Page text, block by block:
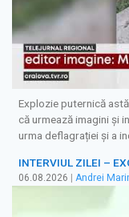
Explozie puternică
că urmează imagini și
urma deflagrației și a
INTERVIUL ZILEI –
06.08.2026 Andrei